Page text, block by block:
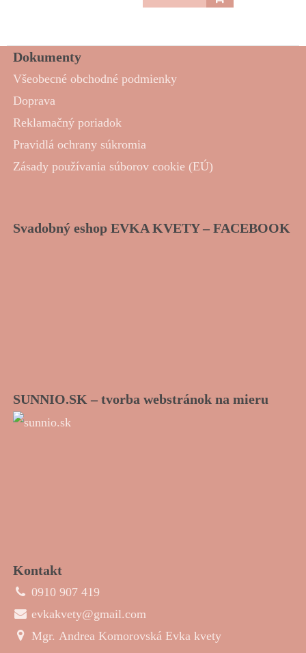
Dokumenty
Všeobecné obchodné podmienky
Doprava
Reklamačný poriadok
Pravidlá ochrany súkromia
Zásady používania súborov cookie (EÚ)
Svadobný eshop EVKA KVETY – FACEBOOK
SUNNIO.SK – tvorba webstránok na mieru
Kontakt
0910 907 419
evkakvety@gmail.com
Mgr. Andrea Komorovská Evka kvety